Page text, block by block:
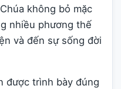
không bỏ mặc
nhiều phương thế
và đến sự sống đời
được trình bày đúng